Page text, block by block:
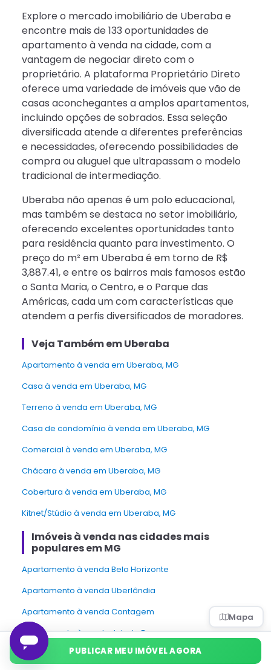
Mapa
Explore o mercado imobiliário de Uberaba e
encontre mais de 133 oportunidades de
apartamento à venda na cidade, com a
vantagem de negociar direto com o
proprietário. A plataforma Proprietário Direto
oferece uma variedade de imóveis que vão de
casas aconchegantes a amplos apartamentos,
incluindo opções de sobrados. Essa seleção
diversificada atende a diferentes preferências
e necessidades, oferecendo possibilidades de
compra ou aluguel que ultrapassam o modelo
tradicional de intermediação.
Uberaba não apenas é um polo educacional,
mas também se destaca no setor imobiliário,
oferecendo excelentes oportunidades tanto
para residência quanto para investimento. O
preço do m² em Uberaba é em torno de R$
3,887.41, e entre os bairros mais famosos estão
o Santa Maria, o Centro, e o Parque das
Américas, cada um com características que
atendem a perfis diversificados de moradores.
Veja Também em Uberaba
Apartamento à venda em Uberaba, MG
Casa à venda em Uberaba, MG
Terreno à venda em Uberaba, MG
Casa de condomínio à venda em Uberaba, MG
Comercial à venda em Uberaba, MG
Chácara à venda em Uberaba, MG
Cobertura à venda em Uberaba, MG
Kitnet/Stúdio à venda em Uberaba, MG
Imóveis à venda nas cidades mais
populares em MG
Apartamento à venda Belo Horizonte
Apartamento à venda Uberlândia
Apartamento à venda Contagem
Apartamento à venda Juiz de Fora
Apartamento à venda Betim
PUBLICAR MEU IMÓVEL AGORA